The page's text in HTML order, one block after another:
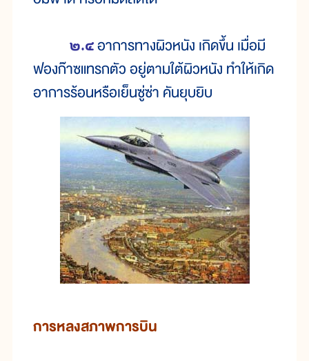
๒.๔อาการทางผิวหนัง เกิดขึ้น เมื่อมี
ฟองก๊าซแทรกตัว อยู่ตามใต้ผิวหนัง ทำให้เกิด
อาการร้อนหรือเย็นซู่ซ่า คันยุบยิบ
การหลงสภาพการบิน